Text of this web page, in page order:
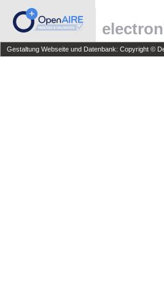
Gestaltung Webseite und Datenbank: Copyright ©